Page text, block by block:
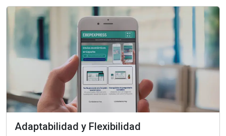
Adaptabilidad y Flexibilidad